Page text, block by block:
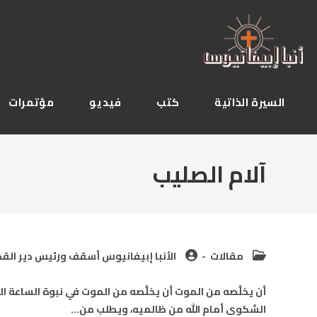
content
السيرة الذاتية كتب فيديو مؤتمرات
آلام الصليب
Post مقالات
Post الأنبا إبيفانيوس أسقف ورئيس دير
أن يخلِّصه من الموت أن يخلِّصه من الموت في نبوة الساعة
الشكوى أمام الله من ظالميه، ويطلب من…